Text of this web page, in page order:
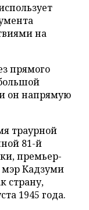
на
прямого
он напрямую
траурной
81-й
премьер-
Кадзуми
страну,
1945 года.